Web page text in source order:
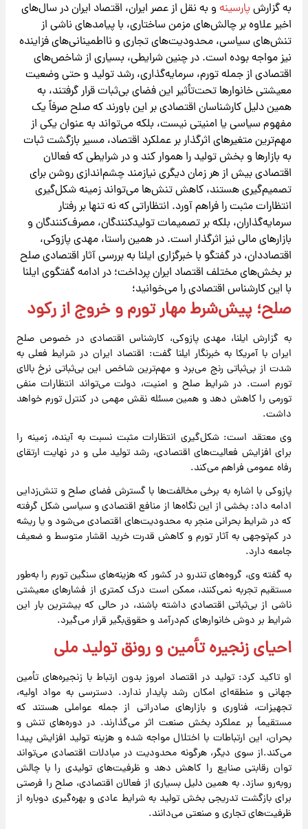
به گزارشپارسینه و به نقل از عصر ایران، اقتصاد ایران در سال‌های
اخیر علاوه بر چالش‌های مزمن ساختاری، با پیامدهای ناشی از
تنش‌های سیاسی، محدودیت‌های تجاری و نااطمینانی‌های فزاینده
نیز مواجه بوده است. در چنین شرایطی، بسیاری از شاخص‌های
اقتصادی از جمله تورم، سرمایه‌گذاری، رشد تولید و حتی وضعیت
معیشتی خانوارها تحت‌تأثیر این فضای بی‌ثبات قرار گرفتند، به
همین دلیل کارشناسان اقتصادی بر این باورند که صلح صرفاً یک
مفهوم سیاسی یا امنیتی نیست، بلکه می‌تواند به عنوان یکی از
مهم‌ترین متغیرهای اثرگذار بر عملکرد اقتصاد، مسیر بازگشت ثبات
به بازارها و بخش تولید را هموار کند و در شرایطی که فعالان
اقتصادی بیش از هر زمان دیگری نیازمند چشم‌اندازی روشن برای
تصمیم‌گیری هستند، کاهش تنش‌ها می‌تواند زمینه شکل‌گیری
انتظارات مثبت را فراهم آورد. انتظاراتی که نه تنها بر رفتار
سرمایه‌گذاران، بلکه بر تصمیمات تولیدکنندگان، مصرف‌کنندگان و
بازارهای مالی نیز اثرگذار است. در همین راستا، مهدی پازوکی،
اقتصاددان، در گفتگو با خبرگزاری ایلنا به بررسی آثار اقتصادی صلح
بر بخش‌های مختلف اقتصاد ایران پرداخت؛ در ادامه گفتگوی ایلنا
با این کارشناس اقتصادی را می‌خوانید؛
صلح؛ پیش‌شرط مهار تورم و خروج از رکود
به گزارش‌ ایلنا، مهدی پازوکی، کارشناس اقتصادی در خصوص صلح
ایران با آمریکا به خبرنگار ایلنا گفت: اقتصاد ایران در شرایط فعلی به
شدت از بی‌ثباتی رنج می‌برد و مهم‌ترین شاخص این بی‌ثباتی نرخ بالای
تورم است. در شرایط صلح و امنیت، دولت می‌تواند انتظارات منفی
تورمی را کاهش دهد و همین مسئله نقش مهمی در کنترل تورم خواهد
داشت.
وی معتقد است: شکل‌گیری انتظارات مثبت نسبت به آینده، زمینه را
برای افزایش فعالیت‌های اقتصادی، رشد تولید ملی و در نهایت ارتقای
رفاه عمومی فراهم می‌کند.
پازوکی با اشاره به برخی مخالفت‌ها با گسترش فضای صلح و تنش‌زدایی
ادامه داد: بخشی از این نگاه‌ها از منافع اقتصادی و سیاسی شکل‌ گرفته
که در شرایط بحرانی منجر به محدودیت‌های اقتصادی می‌شود و یا ریشه
در کم‌توجهی به آثار تورم و کاهش قدرت خرید اقشار متوسط و ضعیف
جامعه دارد.
به گفته وی، گروه‌های تندرو در کشور که هزینه‌های سنگین تورم را به‌طور
مستقیم تجربه نمی‌کنند، ممکن است درک کمتری از فشارهای معیشتی
ناشی از بی‌ثباتی اقتصادی داشته باشند، در حالی که بیشترین بار این
شرایط بر دوش خانوارهای کم‌درآمد و حقوق‌بگیر قرار می‌گیرد.
احیای زنجیره تأمین و رونق تولید ملی
او تاکید کرد: تولید در اقتصاد امروز بدون ارتباط با زنجیره‌های تأمین
جهانی و منطقه‌ای امکان رشد پایدار ندارد. دسترسی به مواد اولیه،
تجهیزات، فناوری و بازارهای صادراتی از جمله عواملی هستند که
مستقیماً بر عملکرد بخش صنعت اثر می‌گذارند. در دوره‌های تنش و
بحران، این ارتباطات با اختلال مواجه شده و هزینه تولید افزایش پیدا
می‌کند.از سوی دیگر، هرگونه محدودیت در مبادلات اقتصادی می‌تواند
توان رقابتی صنایع را کاهش دهد و ظرفیت‌های تولیدی را با چالش
روبه‌رو سازد. به همین دلیل بسیاری از فعالان اقتصادی، صلح را فرصتی
برای بازگشت تدریجی بخش تولید به شرایط عادی و بهره‌گیری دوباره از
ظرفیت‌های تجاری و صنعتی می‌دانند.